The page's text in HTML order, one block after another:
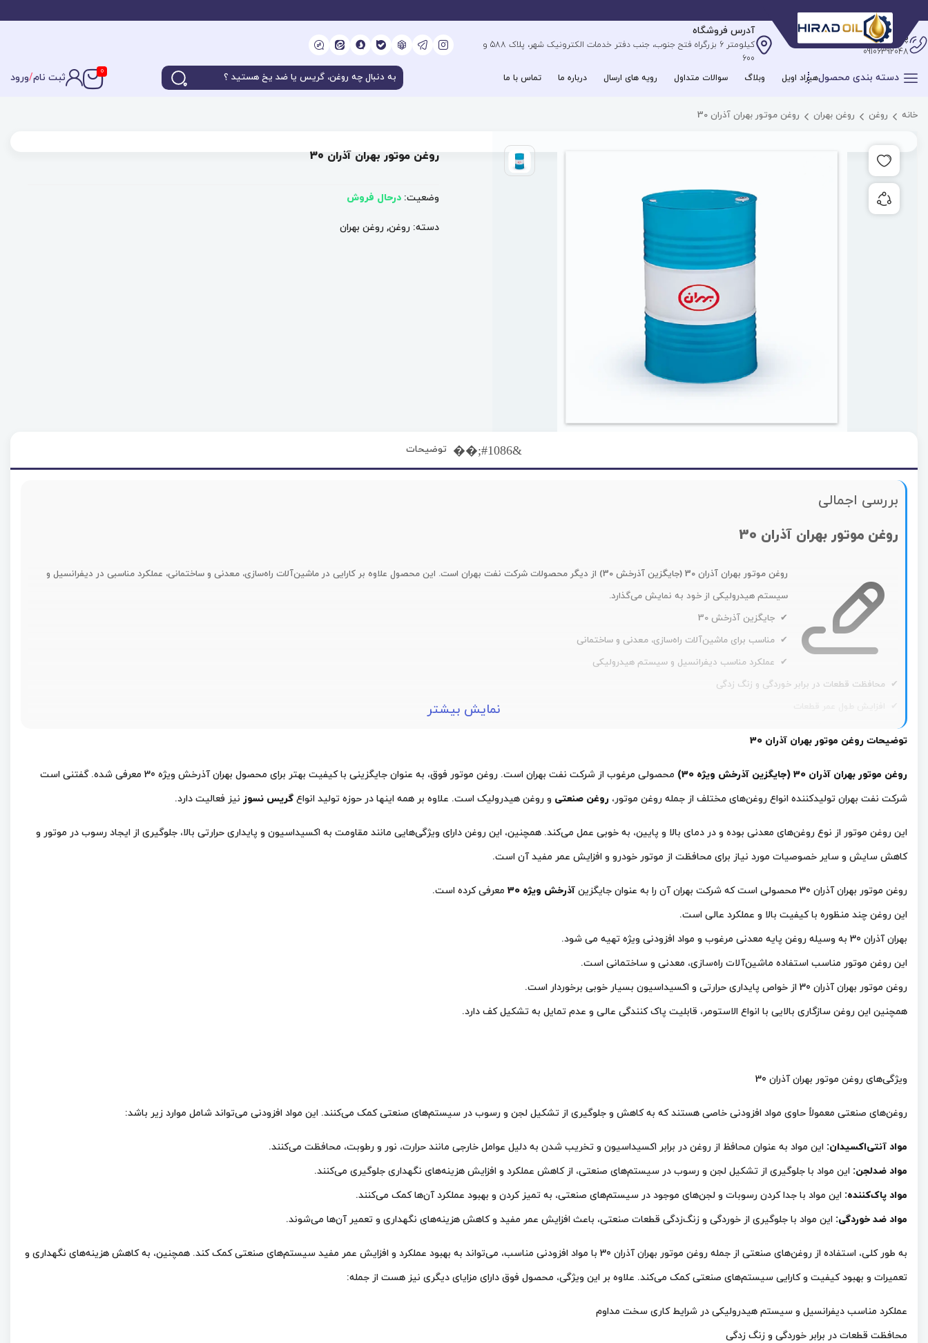
پشتیبانی آنلاین
09106392048
آدرس فروشگاه
کیلومتر 6 بزرگراه فتح جنوب، جنب دفتر خدمات الکترونیک شهر، پلاک 588 و
600
دسته بندی محصولهیراد اویل وبلاگ سوالات متداول رویه های ارسال درباره ما تماس با ما
0 ثبت نام/ورود
خانه روغن روغن بهران روغن موتور بهران آذران 30
روغن موتور بهران آذران 30
وضعیت: درحال فروش
دسته: روغن, روغن بهران
توضیحات
بررسی اجمالی
روغن موتور بهران آذران 30
روغن موتور بهران آذران 30 (جایگزین آذرخش 30) از دیگر محصولات شرکت نفت بهران است. این محصول علاوه بر کارایی در ماشین‌آلات راه‌سازی، معدنی و ساختمانی، عملکرد مناسبی در دیفرانسیل و
سیستم هیدرولیکی از خود به نمایش می‌گذارد.
✔ جایگزین آذرخش 30
✔ مناسب برای ماشین‌آلات راه‌سازی، معدنی و ساختمانی
✔ عملکرد مناسب دیفرانسیل و سیستم هیدرولیکی
✔ محافظت قطعات در برابر خوردگی و زنگ زدگی
✔ قابلیت پاک کنندگی عالی
✔ مقاومت عالی در برابر اکسیداسیون
✔ جلوگیری از تشکیل لجن و رسوب
نمایش بیشتر
توضیحات روغن موتور بهران آذران 30
روغن موتور بهران آذران 30 (جایگزین آذرخش ویژه 30)
محصولی مرغوب از شرکت نفت بهران است. روغن موتور فوق، به عنوان جایگزینی با کیفیت بهتر برای محصول بهران آذرخش ویژه 30 معرفی شده. گفتنی است
شرکت نفت بهران تولید‌کننده انواع روغن‌های مختلف از جمله روغن موتور، روغن صنعتی و روغن هیدرولیک است. علاوه بر همه اینها در حوزه تولید انواع گریس نسوز نیز فعالیت دارد.
این روغن موتور از نوع روغن‌های معدنی بوده و در دمای بالا و پایین، به خوبی عمل می‎‌کند. همچنین، این روغن دارای ویژگی‌هایی مانند مقاومت به اکسیداسیون و پایداری حرارتی بالا، جلوگیری از ایجاد رسوب در موتور و
کاهش سایش و سایر خصوصیات مورد نیاز برای محافظت از موتور خودرو و افزایش عمر مفید آن است.
روغن موتور بهران آذران 30 محصولی است که شرکت بهران آن را به عنوان جایگزین آذرخش ویژه 30
معرفی کرده است.
این روغن چند منظوره با کیفیت بالا و عملکرد عالی است.
بهران آذران 30 به وسیله روغن پایه معدنی مرغوب و مواد افزودنی ویژه تهیه می شود.
این روغن موتور مناسب استفاده ماشین‌آلات راه‌سازی، معدنی و ساختمانی است.
روغن موتور بهران آذران 30 از خواص پایداری حرارتی و اکسیداسیون بسیار خوبی برخوردار است.
همچنین این روغن سازگاری بالایی با انواع الاستومر، قابلیت پاک کنندگی عالی و عدم تمایل به تشکیل کف دارد.
ویژگی‌های روغن موتور بهران آذران 30
روغن‌های صنعتی معمولاً حاوی مواد افزودنی خاصی هستند که به کاهش و جلوگیری از تشکیل لجن و رسوب در سیستم‌های صنعتی کمک می‌کنند. این مواد افزودنی می‌تواند شامل موارد زیر باشد:
مواد آنتی‌اکسیدان: این مواد به عنوان محافظ از روغن در برابر اکسیداسیون و تخریب شدن به دلیل عوامل خارجی مانند حرارت، نور و رطوبت، محافظت می‌کنند.
مواد ضدلجن: این مواد با جلوگیری از تشکیل لجن و رسوب در سیستم‌های صنعتی، از کاهش عملکرد و افزایش هزینه‌های نگهداری جلوگیری می‌کنند.
مواد پاک‌کننده: این مواد با جدا کردن رسوبات و لجن‌های موجود در سیستم‌های صنعتی، به تمیز کردن و بهبود عملکرد آن‌ها کمک می‌کنند.
مواد ضد خوردگی: این مواد با جلوگیری از خوردگی و زنگ‌زدگی قطعات صنعتی، باعث افزایش عمر مفید و کاهش هزینه‌های نگهداری و تعمیر آن‌ها می‌شوند.
به طور کلی، استفاده از روغن‌های صنعتی از جمله روغن موتور بهران آذران 30 با مواد افزودنی مناسب، می‌تواند به بهبود عملکرد و افزایش عمر مفید سیستم‌های صنعتی کمک کند. همچنین، به کاهش هزینه‌های نگهداری و
تعمیرات و بهبود کیفیت و کارایی سیستم‌های صنعتی کمک می‌کند. علاوه بر این ویژگی، محصول فوق دارای مزایای دیگری نیز هست از جمله:
عملکرد مناسب دیفرانسیل و سیستم هیدرولیکی در شرایط کاری سخت مداوم
محافظت قطعات در برابر خوردگی و زنگ زدگی